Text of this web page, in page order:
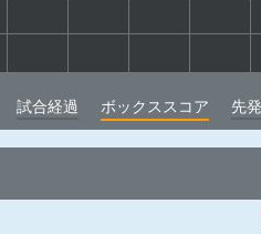
試合経過 ボックススコア 先